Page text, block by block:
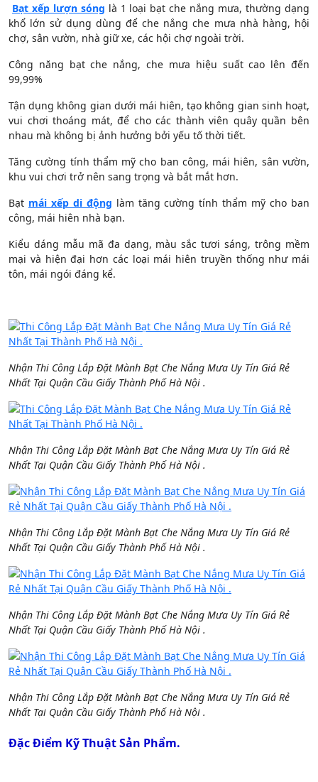
Bạt xếp lượn sóng là 1 loại bạt che nắng mưa, thường dạng
khổ lớn sử dụng dùng để che nắng che mưa nhà hàng, hội
chợ, sân vườn, nhà giữ xe, các hội chợ ngoài trời.
Công năng bạt che nắng, che mưa hiệu suất cao lên đến
99,99%
Tận dụng không gian dưới mái hiên, tạo không gian sinh hoạt,
vui chơi thoáng mát, để cho các thành viên quây quần bên
nhau mà không bị ảnh hưởng bởi yếu tố thời tiết.
Tăng cường tính thẩm mỹ cho ban công, mái hiên, sân vườn,
khu vui chơi trở nên sang trọng và bắt mắt hơn.
Bạt mái xếp di động làm tăng cường tính thẩm mỹ cho ban
công, mái hiên nhà bạn.
Kiểu dáng mẫu mã đa dạng, màu sắc tươi sáng, trông mềm
mại và hiện đại hơn các loại mái hiên truyền thống như mái
tôn, mái ngói đáng kể.
Nhận Thi Công Lắp Đặt Mành Bạt Che Nắng Mưa Uy Tín Giá Rẻ
Nhất Tại Quận Cầu Giấy Thành Phố Hà Nội .
Nhận Thi Công Lắp Đặt Mành Bạt Che Nắng Mưa Uy Tín Giá Rẻ
Nhất Tại Quận Cầu Giấy Thành Phố Hà Nội .
Nhận Thi Công Lắp Đặt Mành Bạt Che Nắng Mưa Uy Tín Giá Rẻ
Nhất Tại Quận Cầu Giấy Thành Phố Hà Nội .
Nhận Thi Công Lắp Đặt Mành Bạt Che Nắng Mưa Uy Tín Giá Rẻ
Nhất Tại Quận Cầu Giấy Thành Phố Hà Nội .
Nhận Thi Công Lắp Đặt Mành Bạt Che Nắng Mưa Uy Tín Giá Rẻ
Nhất Tại Quận Cầu Giấy Thành Phố Hà Nội .
Đặc Điểm Kỹ Thuật Sản Phẩm.